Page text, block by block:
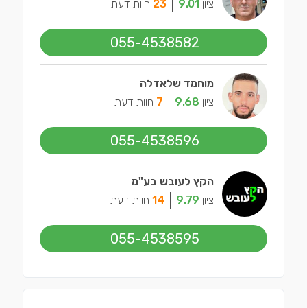
ציון 9.01
23 חוות דעת
055-4538582
מוחמד שלאדלה
ציון 9.68
7 חוות דעת
055-4538596
הקץ לעובש בע"מ
ציון 9.79
14 חוות דעת
055-4538595